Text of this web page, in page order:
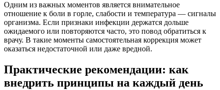
Одним из важных моментов является внимательное
отношение к боли в горле, слабости и температура — сигналы
организма. Если признаки инфекции держатся дольше
ожидаемого или повторяются часто, это повод обратиться к
врачу. В такие моменты самостоятельная коррекция может
оказаться недостаточной или даже вредной.
Практические рекомендации: как
внедрить принципы на каждый день